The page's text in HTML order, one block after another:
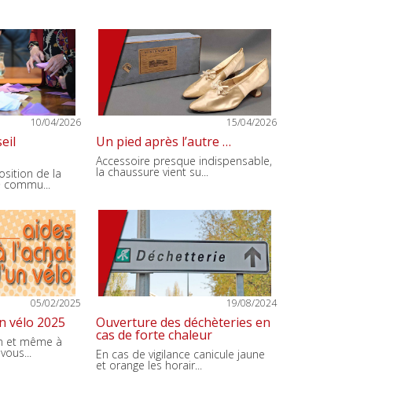
10/04/2026
de la
commu...
15/04/2026
Un pied après l’autre …
Accessoire presque indispensable,
la chaussure vient su...
05/02/2025
vélo 2025
et même à
19/08/2024
Ouverture des déchèteries en
cas de forte chaleur
En cas de vigilance canicule jaune
et orange les horair...